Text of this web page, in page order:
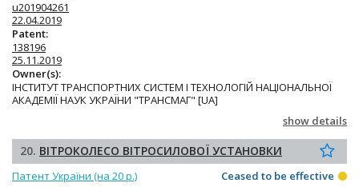
u201904261
22.04.2019
Patent:
138196
25.11.2019
Owner(s):
ІНСТИТУТ ТРАНСПОРТНИХ СИСТЕМ І ТЕХНОЛОГІЙ НАЦІОНАЛЬНОЇ
АКАДЕМІЇ НАУК УКРАЇНИ "ТРАНСМАГ" [UA]
show details
20. ВІТРОКОЛЕСО ВІТРОСИЛОВОЇ УСТАНОВКИ
Патент України (на 20 р.)
Ceased to be effective